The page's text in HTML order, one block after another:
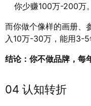
你少赚100万-200万。
而你做个像样的画册、
入10万-30万，能用3-5
结论：你不做品牌，每
04 认知转折